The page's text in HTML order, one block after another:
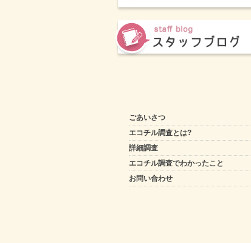
ごあいさつ
エコチル調査とは?
詳細調査
エコチル調査でわかったこと
お問い合わせ